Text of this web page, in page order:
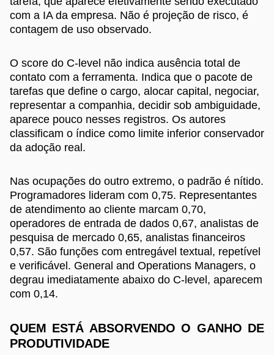
com a IA da empresa. Não é projeção de risco, é
contagem de uso observado.
O score do C-level não indica ausência total de
contato com a ferramenta. Indica que o pacote de
tarefas que define o cargo, alocar capital, negociar,
representar a companhia, decidir sob ambiguidade,
aparece pouco nesses registros. Os autores
classificam o índice como limite inferior conservador
da adoção real.
Nas ocupações do outro extremo, o padrão é nítido.
Programadores lideram com 0,75. Representantes
de atendimento ao cliente marcam 0,70,
operadores de entrada de dados 0,67, analistas de
pesquisa de mercado 0,65, analistas financeiros
0,57. São funções com entregável textual, repetível
e verificável. General and Operations Managers, o
degrau imediatamente abaixo do C-level, aparecem
com 0,14.
QUEM ESTÁ ABSORVENDO O GANHO DE
PRODUTIVIDADE